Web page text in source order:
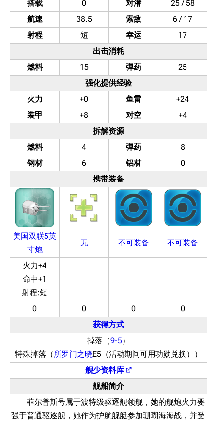
搭载
0 对潜
25 / 58
航速
38.5 索敌
6 / 17
射程
短 幸运
17
出击消耗
燃料
15 弹药
25
强化提供经验
火力
+0 鱼雷
+24
装甲
+8 对空
+4
拆解资源
燃料
4 弹药
8
钢材
6 铝材
0
携带装备
美国双联5英
寸炮
无 不可装备 不可装备
火力+4
命中+1
射程:短
0
0 0
0
获得方式
掉落（9-5）
特殊掉落（所罗门之晓E5（活动期间可用功勋兑换））
舰少资料库
舰船简介
菲尔普斯号属于波特级驱逐舰领舰，她的舰炮火力要
强于普通驱逐舰，她作为护航舰艇参加珊瑚海海战，并受